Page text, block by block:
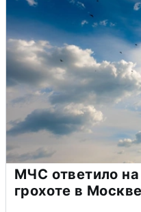
МЧС ответило
грохоте в Москве